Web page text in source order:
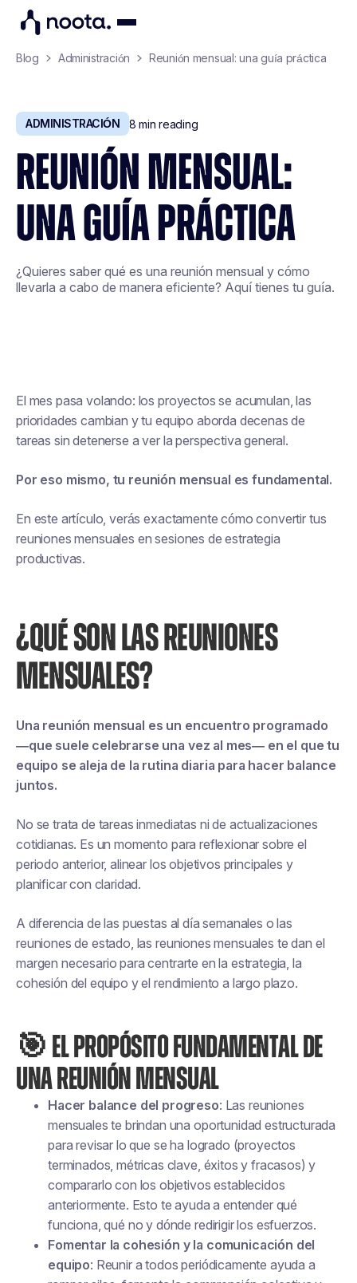
Blog Administración Reunión mensual: una guía práctica
ADMINISTRACIÓN 8 min reading
REUNIÓN MENSUAL:
UNA GUÍA PRÁCTICA
¿Quieres saber qué es una reunión mensual y cómo
llevarla a cabo de manera eficiente? Aquí tienes tu guía.
El mes pasa volando: los proyectos se acumulan, las
prioridades cambian y tu equipo aborda decenas de
tareas sin detenerse a ver la perspectiva general.
Por eso mismo, tu reunión mensual es fundamental.
En este artículo, verás exactamente cómo convertir tus
reuniones mensuales en sesiones de estrategia
productivas.
¿QUÉ SON LAS REUNIONES
MENSUALES?
Una reunión mensual es un encuentro programado
—que suele celebrarse una vez al mes— en el que tu
equipo se aleja de la rutina diaria para hacer balance
juntos.
No se trata de tareas inmediatas ni de actualizaciones
cotidianas. Es un momento para reflexionar sobre el
periodo anterior, alinear los objetivos principales y
planificar con claridad.
A diferencia de las puestas al día semanales o las
reuniones de estado, las reuniones mensuales te dan el
margen necesario para centrarte en la estrategia, la
cohesión del equipo y el rendimiento a largo plazo.
🎯 EL PROPÓSITO FUNDAMENTAL DE
UNA REUNIÓN MENSUAL
Hacer balance del progreso: Las reuniones
mensuales te brindan una oportunidad estructurada
para revisar lo que se ha logrado (proyectos
terminados, métricas clave, éxitos y fracasos) y
compararlo con los objetivos establecidos
anteriormente. Esto te ayuda a entender qué
funciona, qué no y dónde redirigir los esfuerzos.
Fomentar la cohesión y la comunicación del
equipo: Reunir a todos periódicamente ayuda a